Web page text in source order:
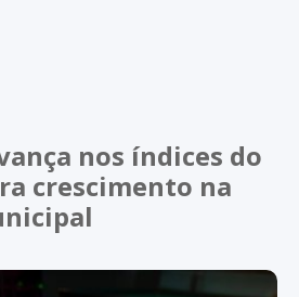
nos índices do
crescimento na